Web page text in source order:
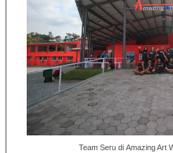
Team Seru di Amazing Art